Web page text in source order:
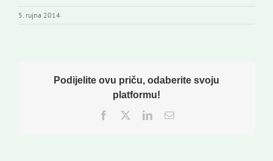
5. rujna 2014
Podijelite ovu priču, odaberite svoju
platformu!
Facebook
TwitterLinkedInEmail: